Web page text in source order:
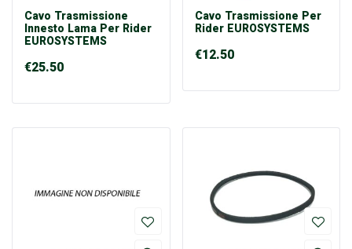
Cavo Trasmissione
Innesto Lama Per Rider
EUROSYSTEMS
€25.50
Cavo Trasmissione Per
Rider EUROSYSTEMS
€12.50